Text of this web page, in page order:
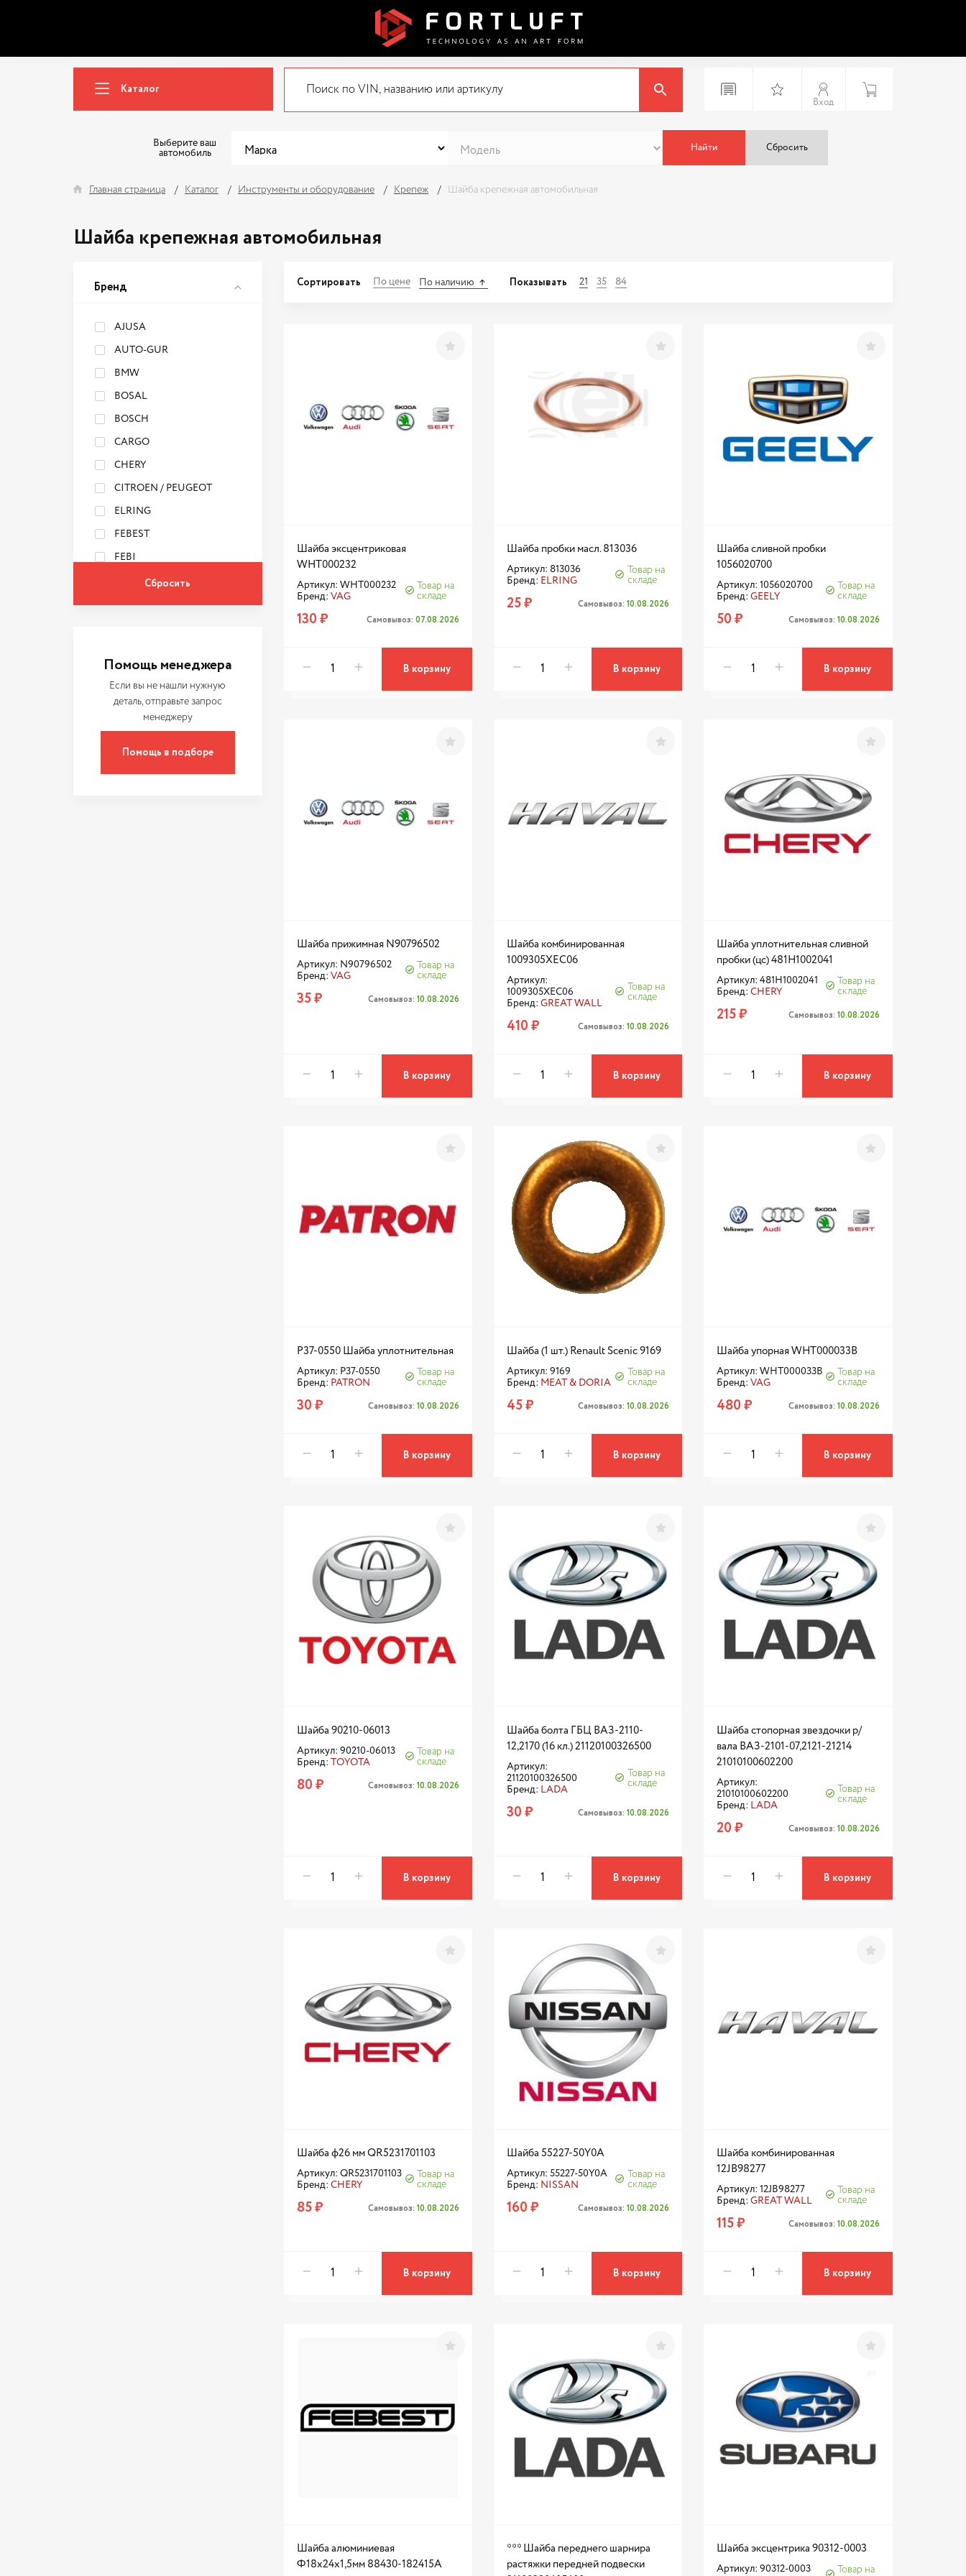
Каталог
Вход
Выберите ваш
автомобиль
Найти Сбросить
Главная страница Каталог Инструменты и оборудование Крепеж Шайба крепежная автомобильная
Шайба крепежная автомобильная
Бренд
AJUSA
AUTO-GUR
BMW
BOSAL
BOSCH
CARGO
CHERY
CITROEN / PEUGEOT
ELRING
FEBEST
FEBI
GENERAL MOTORS
HONDA
Помощь менеджера
Если вы не нашли нужную
деталь, отправьте запрос
менеджеру
Помощь в подборе
Сортировать По цене По наличию Показывать 21 35 84
Шайба эксцентриковая
WHT000232
Артикул: WHT000232
Бренд: VAG
Товар на
складе
130 ₽ Самовывоз: 07.08.2026
В корзину
Шайба пробки масл. 813036
Артикул: 813036
Бренд: ELRING
Товар на
складе
25 ₽ Самовывоз:10.08.2026
В корзину
Шайба сливной пробки
1056020700
Артикул: 1056020700
Бренд:GEELY
Товар на
складе
50 ₽ Самовывоз: 10.08.2026
В корзину
Шайба прижимная N90796502
Артикул: N90796502
Бренд: VAG
Товар на
складе
35 ₽ Самовывоз: 10.08.2026
В корзину
Шайба комбинированная
1009305XEC06
Артикул:
1009305XEC06
Бренд: GREAT WALL
Товар на
складе
410 ₽ Самовывоз:10.08.2026
В корзину
Шайба уплотнительная сливной
пробки (цс) 481H1002041
Артикул: 481H1002041
Бренд:CHERY
Товар на
складе
215 ₽ Самовывоз: 10.08.2026
В корзину
P37-0550 Шайба уплотнительная
Артикул: P37-0550
Бренд: PATRON
Товар на
складе
30 ₽ Самовывоз: 10.08.2026
В корзину
Шайба (1 шт.) Renault Scenic 9169
Артикул: 9169
Бренд: MEAT & DORIA
Товар на
складе
45 ₽ Самовывоз:10.08.2026
В корзину
Шайба упорная WHT000033B
Артикул: WHT000033B
Бренд:VAG
Товар на
складе
480 ₽ Самовывоз: 10.08.2026
В корзину
Шайба 90210-06013
Артикул: 90210-06013
Бренд: TOYOTA
Товар на
складе
80 ₽ Самовывоз: 10.08.2026
В корзину
Шайба болта ГБЦ ВАЗ-2110-
12,2170 (16 кл.) 21120100326500
Артикул:
21120100326500
Бренд: LADA
Товар на
складе
30 ₽ Самовывоз:10.08.2026
В корзину
Шайба стопорная звездочки р/
вала ВАЗ-2101-07,2121-21214
21010100602200
Артикул:
21010100602200
Бренд: LADA
Товар на
складе
20 ₽ Самовывоз: 10.08.2026
В корзину
Шайба ф26 мм QR5231701103
Артикул: QR5231701103
Бренд: CHERY
Товар на
складе
85 ₽ Самовывоз: 10.08.2026
В корзину
Шайба 55227-50Y0A
Артикул: 55227-50Y0A
Бренд: NISSAN
Товар на
складе
160 ₽ Самовывоз:10.08.2026
В корзину
Шайба комбинированная
12JB98277
Артикул: 12JB98277
Бренд:GREAT WALL
Товар на
складе
115 ₽ Самовывоз: 10.08.2026
В корзину
Шайба алюминиевая
Ф18x24x1,5мм 88430-182415A
*** Шайба переднего шарнира
растяжки передней подвески
Шайба эксцентрика 90312-0003
Артикул: 90312-0003
Товар на